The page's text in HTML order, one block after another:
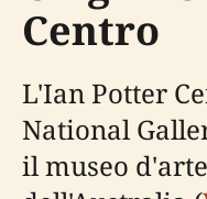
Centro
L'Ian Potter
National
il museo